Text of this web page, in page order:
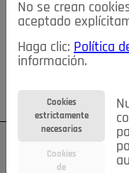
NOTICIAS
TABLÓN DE ANUNCIOS
NOSOTROS
Su cuenta
No se crean
aceptado
Haga clic: Política
información.
Cookies
estrictamente
necesarias
Cookies
de